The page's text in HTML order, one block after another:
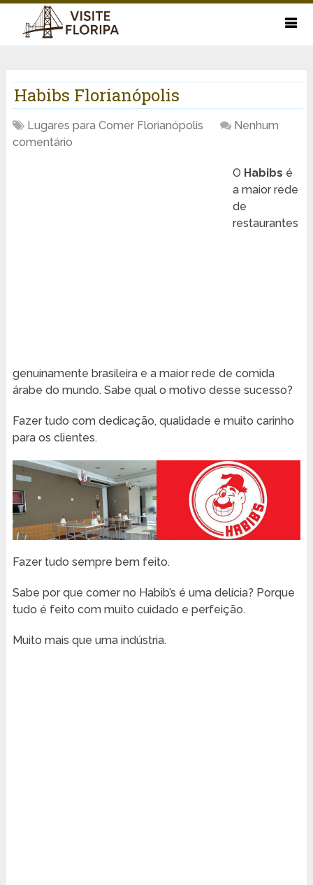
Habibs Florianópolis
Lugares para Comer Florianópolis
Nenhum
comentário
O Habibs é
a maior rede
de
restaurantes
genuinamente brasileira e a maior rede de comida
árabe do mundo. Sabe qual o motivo desse sucesso?
Fazer tudo com dedicação, qualidade e muito carinho
para os clientes.
Fazer tudo sempre bem feito.
Sabe por que comer no Habib’s é uma delícia? Porque
tudo é feito com muito cuidado e perfeição.
Muito mais que uma indústria.